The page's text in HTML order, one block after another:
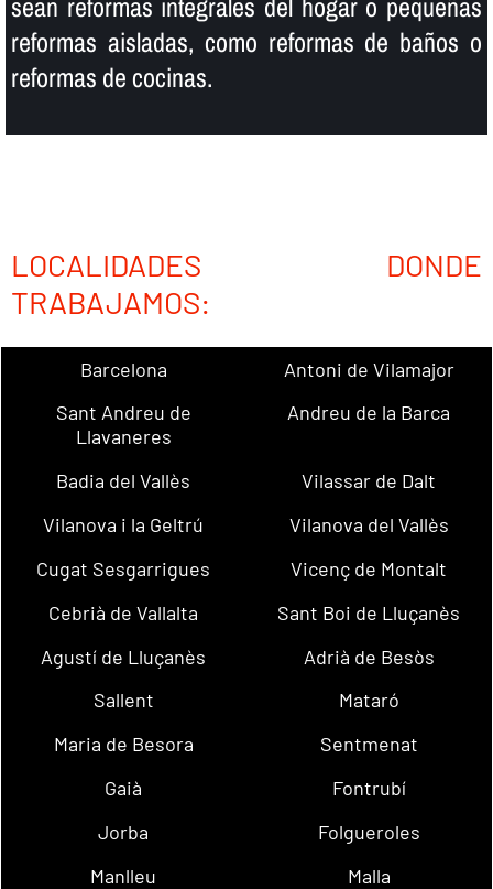
reformas aisladas, como reformas de baños o
reformas de cocinas.
LOCALIDADES DONDE
TRABAJAMOS:
Barcelona
Antoni de Vilamajor
Sant Andreu de
Llavaneres
Andreu de la Barca
Badia del Vallès
Vilassar de Dalt
Vilanova i la Geltrú
Vilanova del Vallès
Cugat Sesgarrigues
Vicenç de Montalt
Cebrià de Vallalta
Sant Boi de Lluçanès
Agustí de Lluçanès
Adrià de Besòs
Sallent
Mataró
Maria de Besora
Sentmenat
Gaià
Fontrubí
Jorba
Folgueroles
Manlleu
Malla